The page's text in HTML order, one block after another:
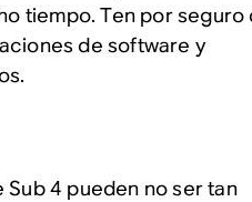
tiempo. Ten por seguro
de software y
4 pueden no ser tan